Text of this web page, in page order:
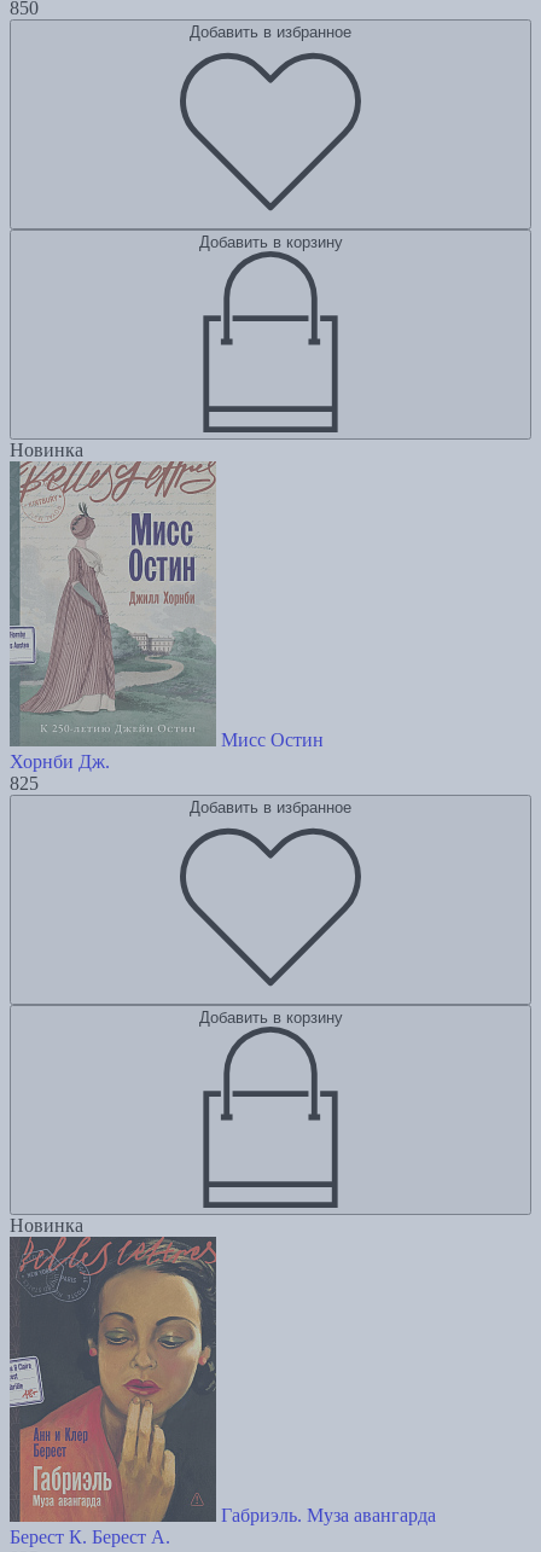
850
Добавить в избранное
Добавить в корзину
Новинка
Мисс Остин
Хорнби Дж.
825
Добавить в избранное
Добавить в корзину
Новинка
Габриэль. Муза авангарда
Берест К. Берест А.